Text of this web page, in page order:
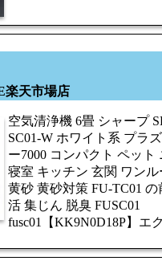
楽天市場店
空気清浄機 6畳 シャープ
SC01-W ホワイト系 プラ
ー7000 コンパクト ペット
寝室 キッチン 玄関 ワン
黄砂 黄砂対策 FU-TC01 の
活 集じん 脱臭 FUSC01
fusc01【KK9N0D18P】エ